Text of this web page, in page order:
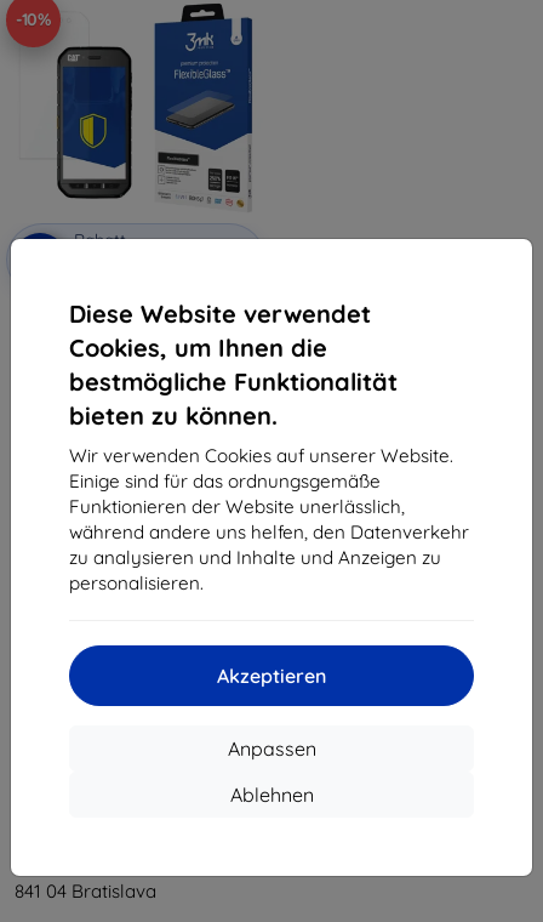
Diese Website verwendet
Cookies, um Ihnen die
bestmögliche Funktionalität
bieten zu können.
Wir verwenden Cookies auf unserer Website.
Einige sind für das ordnungsgemäße
Funktionieren der Website unerlässlich,
während andere uns helfen, den Datenverkehr
zu analysieren und Inhalte und Anzeigen zu
personalisieren.
Akzeptieren
Anpassen
Ablehnen
-10%
Rabatt
3MK FlexibleGlass hybrides
Panzerglas Schutz für CAT S41
€ 9,90
€ 8,92
Auf Lager > 5 Stk.
vom ganzen5.
«
841 04 Bratislava